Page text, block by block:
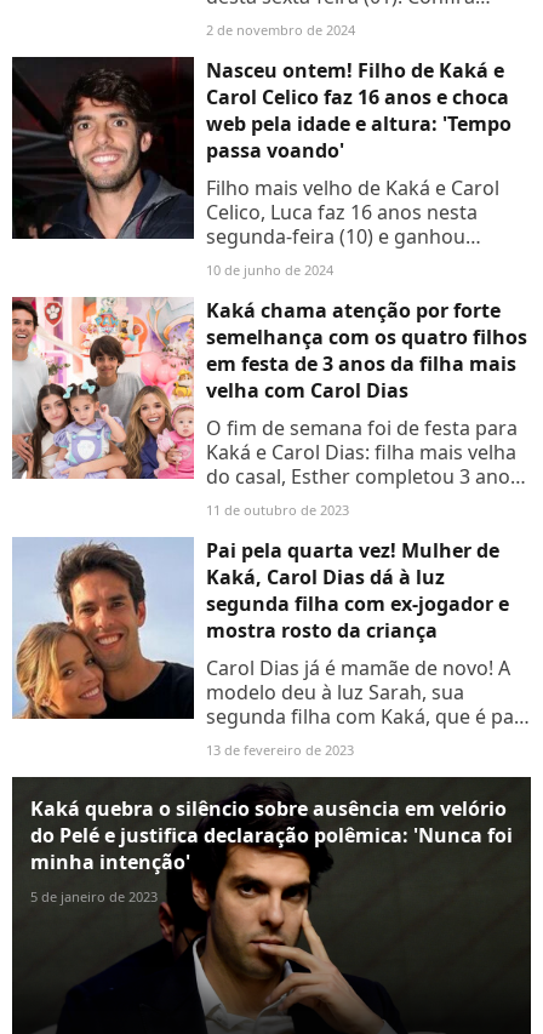
imagens da 'Forbes, the Party' na
2 de novembro de 2024
Nasceu ontem! Filho de Kaká e
Carol Celico faz 16 anos e choca
web pela idade e altura: 'Tempo
passa voando'
Filho mais velho de Kaká e Carol
Celico, Luca faz 16 anos nesta
segunda-feira (10) e ganhou
homenagem do pai na web
10 de junho de 2024
Kaká chama atenção por forte
semelhança com os quatro filhos
em festa de 3 anos da filha mais
velha com Carol Dias
O fim de semana foi de festa para
Kaká e Carol Dias: filha mais velha
do casal, Esther completou 3 anos.
E a semelhança entre a menina e
chamou atenção
11 de outubro de 2023
Pai pela quarta vez! Mulher de
Kaká, Carol Dias dá à luz
segunda filha com ex-jogador e
mostra rosto da criança
Carol Dias já é mamãe de novo! A
modelo deu à luz Sarah, sua
segunda filha com Kaká, que é pai
ainda de Esther, e de Isabella e
Celico
13 de fevereiro de 2023
Kaká quebra o silêncio sobre ausência em velório
do Pelé e justifica declaração polêmica: 'Nunca foi
minha intenção'
5 de janeiro de 2023